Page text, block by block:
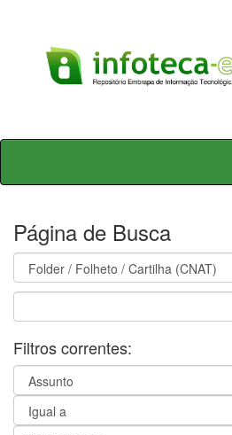
Skip
Página de Busca
Filtros correntes: